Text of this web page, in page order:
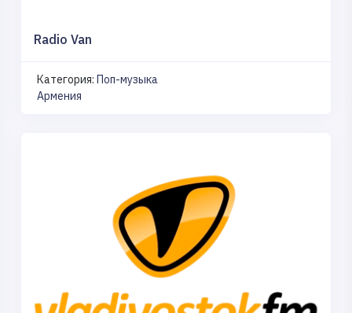
Radio Van
Категория: Поп-музыка
Армения